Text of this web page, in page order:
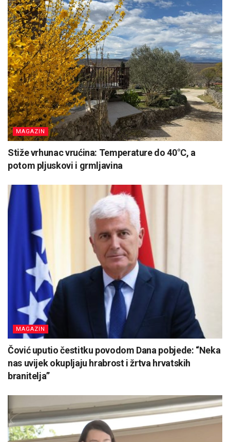
MAGAZIN
Stiže vrhunac vrućina: Temperature do 40°C, a
potom pljuskovi i grmljavina
MAGAZIN
Čović uputio čestitku povodom Dana pobjede: “Neka
nas uvijek okupljaju hrabrost i žrtva hrvatskih
branitelja”